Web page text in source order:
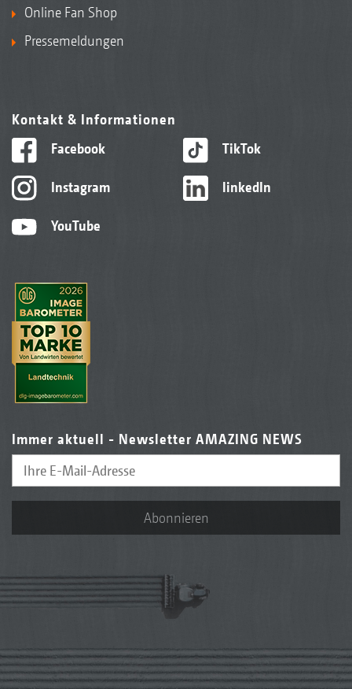
Online Fan Shop
Pressemeldungen
Kontakt & Informationen
Facebook
Instagram
YouTube
TikTok
linkedIn
Immer aktuell - Newsletter AMAZING NEWS
Abonnieren